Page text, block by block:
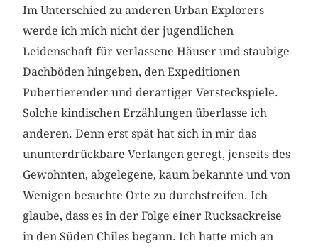
Im Unterschied zu anderen Urban Explorers
werde ich mich nicht der jugendlichen
Leidenschaft für verlassene Häuser und staubige
Dachböden hingeben, den Expeditionen
Pubertierender und derartiger Versteckspiele.
Solche kindischen Erzählungen überlasse ich
anderen. Denn erst spät hat sich in mir das
ununterdrückbare Verlangen geregt, jenseits des
Gewohnten, abgelegene, kaum bekannte und von
Wenigen besuchte Orte zu durchstreifen. Ich
glaube, dass es in der Folge einer Rucksackreise
in den Süden Chiles begann. Ich hatte mich an